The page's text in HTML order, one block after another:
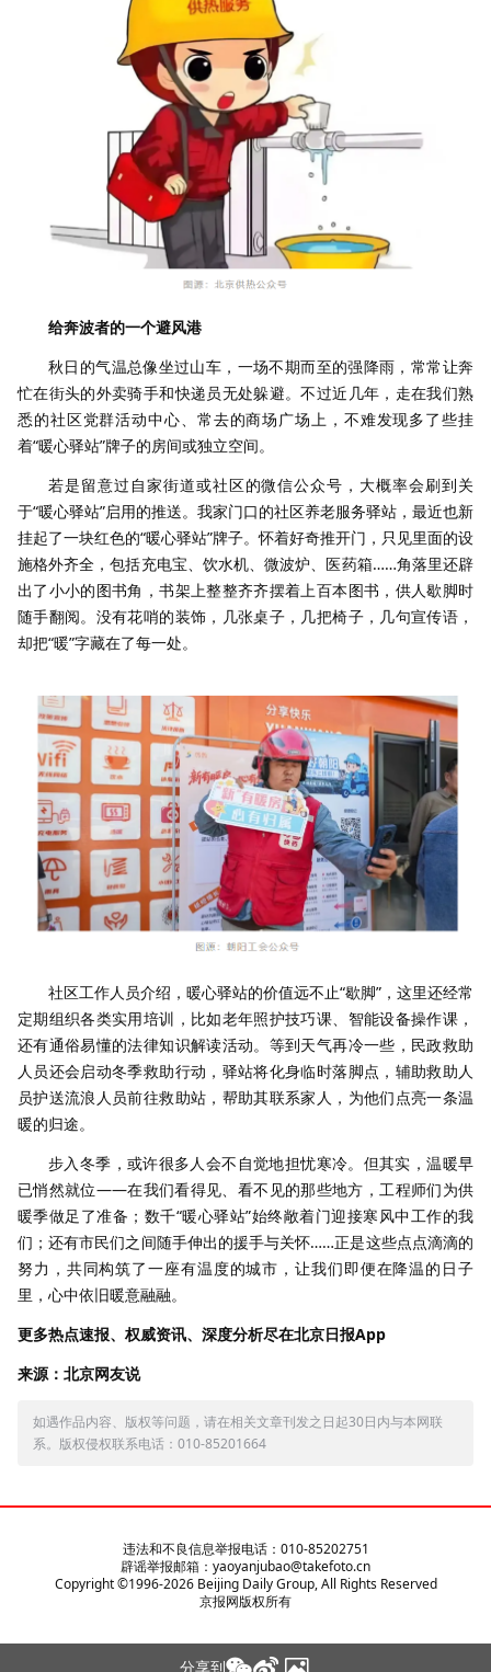
给奔波者的一个避风港
秋日的气温总像坐过山车，一场不期而至的强降雨，常常让奔
忙在街头的外卖骑手和快递员无处躲避。不过近几年，走在我们熟
悉的社区党群活动中心、常去的商场广场上，不难发现多了些挂
着“暖心驿站”牌子的房间或独立空间。
若是留意过自家街道或社区的微信公众号，大概率会刷到关
于“暖心驿站”启用的推送。我家门口的社区养老服务驿站，最近也新
挂起了一块红色的“暖心驿站”牌子。怀着好奇推开门，只见里面的设
施格外齐全，包括充电宝、饮水机、微波炉、医药箱……角落里还辟
出了小小的图书角，书架上整整齐齐摆着上百本图书，供人歇脚时
随手翻阅。没有花哨的装饰，几张桌子，几把椅子，几句宣传语，
却把“暖”字藏在了每一处。
社区工作人员介绍，暖心驿站的价值远不止“歇脚”，这里还经常
定期组织各类实用培训，比如老年照护技巧课、智能设备操作课，
还有通俗易懂的法律知识解读活动。等到天气再冷一些，民政救助
人员还会启动冬季救助行动，驿站将化身临时落脚点，辅助救助人
员护送流浪人员前往救助站，帮助其联系家人，为他们点亮一条温
暖的归途。
步入冬季，或许很多人会不自觉地担忧寒冷。但其实，温暖早
已悄然就位——在我们看得见、看不见的那些地方，工程师们为供
暖季做足了准备；数千“暖心驿站”始终敞着门迎接寒风中工作的我
们；还有市民们之间随手伸出的援手与关怀……正是这些点点滴滴的
努力，共同构筑了一座有温度的城市，让我们即便在降温的日子
里，心中依旧暖意融融。
更多热点速报、权威资讯、深度分析尽在北京日报App
来源：北京网友说
如遇作品内容、版权等问题，请在相关文章刊发之日起30日内与本网联
系。版权侵权联系电话：010-85201664
分享到
违法和不良信息举报电话：010-85202751
辟谣举报邮箱：yaoyanjubao@takefoto.cn
Copyright ©1996-2026Beijing Daily Group, All Rights Reserved
京报网版权所有